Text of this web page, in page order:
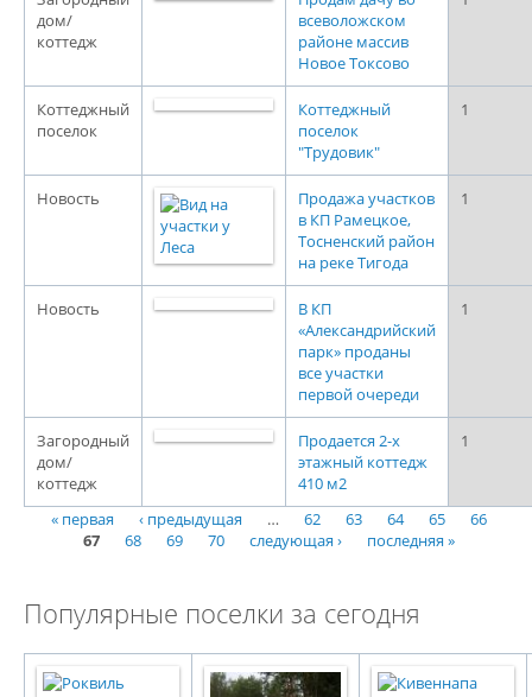
дом/
коттедж
всеволожском
районе массив
Новое Токсово
Коттеджный
поселок
Коттеджный
поселок
"Трудовик"
1
Новость
Продажа участков
в КП Рамецкое,
Тосненский район
на реке Тигода
1
Новость
В КП
«Александрийский
парк» проданы
все участки
первой очереди
1
Загородный
дом/
коттедж
Продается 2-х
этажный коттедж
410 м2
1
Страницы
« первая ‹ предыдущая … 62 63 64 65
66
67
68 69 70 следующая › последняя »
Популярные поселки за сегодня